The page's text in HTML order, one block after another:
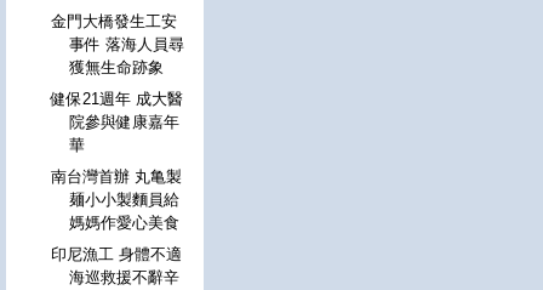
金門大橋發生工安
事件 落海人員尋
獲無生命跡象
健保21週年 成大醫
院參與健康嘉年
華
南台灣首辦 丸亀製
麺小小製麵員給
媽媽作愛心美食
印尼漁工 身體不適
海巡救援不辭辛